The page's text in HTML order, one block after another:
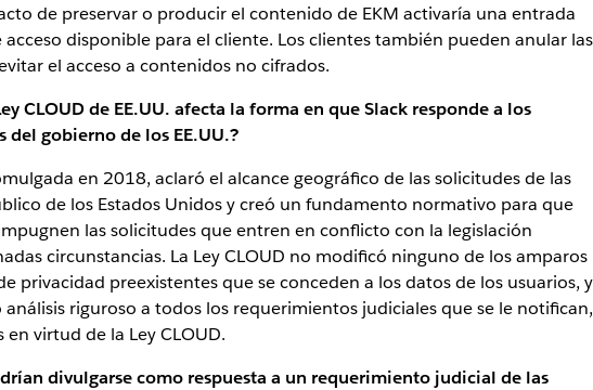
de preservar o producir el contenido de EKM activaría una entrada
disponible para el cliente. Los clientes también pueden anular las
el acceso a contenidos no cifrados.
CLOUD de EE.UU. afecta la forma en que Slack responde a los
gobierno de los EE.UU.?
en 2018, aclaró el alcance geográfico de las solicitudes de las
de los Estados Unidos y creó un fundamento normativo para que
las solicitudes que entren en conflicto con la legislación
circunstancias. La Ley CLOUD no modificó ninguno de los amparos
privacidad preexistentes que se conceden a los datos de los usuarios, y
análisis riguroso a todos los requerimientos judiciales que se le notifican,
virtud de la Ley CLOUD.
divulgarse como respuesta a un requerimiento judicial de las